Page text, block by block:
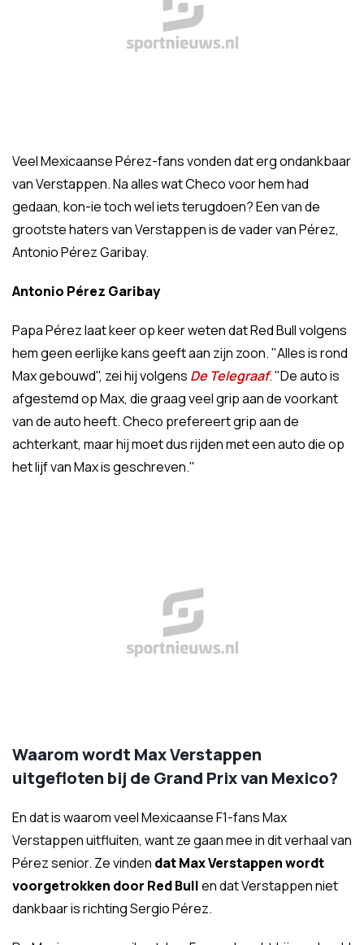
Veel Mexicaanse Pérez-fans vonden dat erg ondankbaar
van Verstappen. Na alles wat Checo voor hem had
gedaan, kon-ie toch wel iets terugdoen? Een van de
grootste haters van Verstappen is de vader van Pérez,
Antonio Pérez Garibay.
Antonio Pérez Garibay
Papa Pérez laat keer op keer weten dat Red Bull volgens
hem geen eerlijke kans geeft aan zijn zoon. "Alles is rond
Max gebouwd", zei hij volgens De Telegraaf. "De auto is
afgestemd op Max, die graag veel grip aan de voorkant
van de auto heeft. Checo prefereert grip aan de
achterkant, maar hij moet dus rijden met een auto die op
het lijf van Max is geschreven."
Waarom wordt Max Verstappen
uitgefloten bij de Grand Prix van Mexico?
En dat is waarom veel Mexicaanse F1-fans Max
Verstappen uitfluiten, want ze gaan mee in dit verhaal van
Pérez senior. Ze vinden dat Max Verstappen wordt
voorgetrokken door Red Bullen dat Verstappen niet
dankbaar is richting Sergio Pérez.